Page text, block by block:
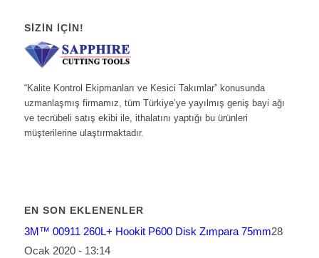
SIZIN İÇIN!
“Kalite Kontrol Ekipmanları ve Kesici Takımlar” konusunda
uzmanlaşmış firmamız, tüm Türkiye’ye yayılmış geniş bayi ağı
ve tecrübeli satış ekibi ile, ithalatını yaptığı bu ürünleri
müşterilerine ulaştırmaktadır.
EN SON EKLENENLER
3M™ 00911 260L+ Hookit P600 Disk Zımpara 75mm28
Ocak 2020 - 13:14